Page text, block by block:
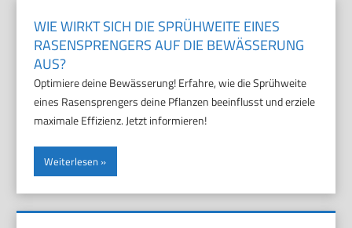
WIE WIRKT SICH DIE SPRÜHWEITE EINES
RASENSPRENGERS AUF DIE BEWÄSSERUNG
AUS?
Optimiere deine Bewässerung! Erfahre, wie die Sprühweite
eines Rasensprengers deine Pflanzen beeinflusst und erziele
maximale Effizienz. Jetzt informieren!
Weiterlesen